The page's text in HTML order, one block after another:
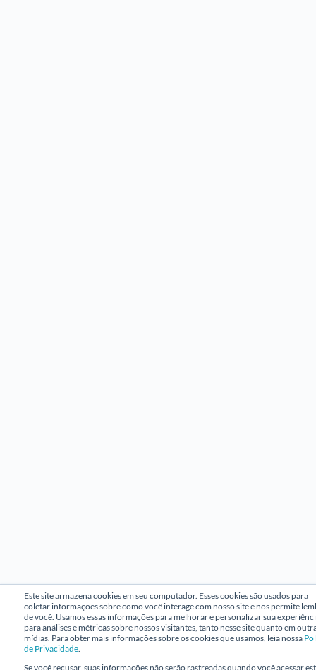
Este site armazena cookies em seu computador. Esses cookies são usados para
coletar informações sobre como você interage com nosso site e nos permite
de você. Usamos essas informações para melhorar e personalizar sua
para análises e métricas sobre nossos visitantes, tanto nesse site quanto em
mídias. Para obter mais informações sobre os cookies que usamos, leia nossa
de Privacidade.
Se você recusar, suas informações não serão rastreadas quando você acessar